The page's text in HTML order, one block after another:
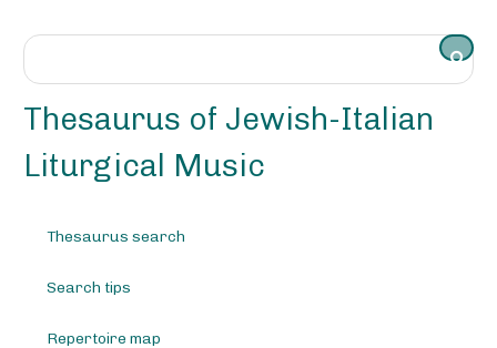
Thesaurus of Jewish-Italian
Liturgical Music
Thesaurus search
Search tips
Repertoire map